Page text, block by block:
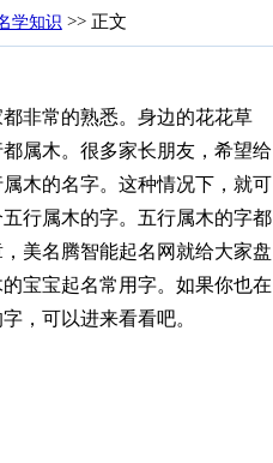
学知识 >> 正文
非常的熟悉。身边的花花草
属木。很多家长朋友，希望给
木的名字。这种情况下，就可
行属木的字。五行属木的字都
美名腾智能起名网就给大家盘
宝宝起名常用字。如果你也在
，可以进来看看吧。